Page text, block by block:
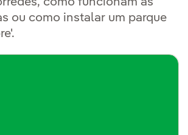
como funcionam as
ou como instalar um parque